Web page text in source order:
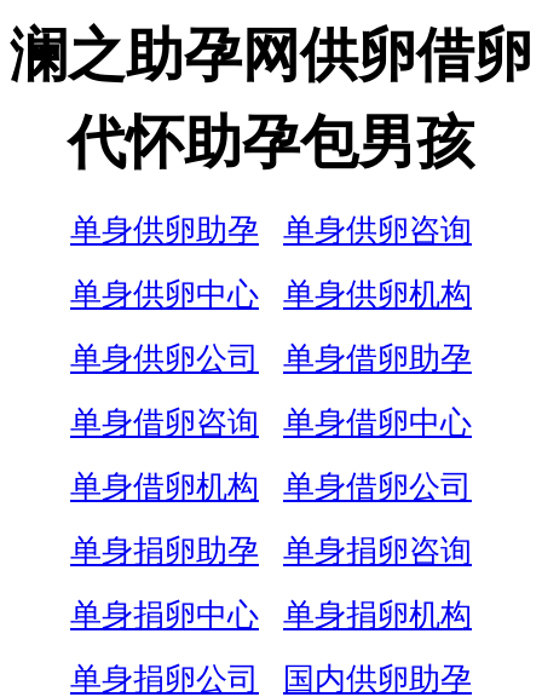
澜之助孕网供卵借卵
代怀助孕包男孩
单身供卵助孕
单身供卵咨询
单身供卵中心
单身供卵机构
单身供卵公司
单身借卵助孕
单身借卵咨询
单身借卵中心
单身借卵机构
单身借卵公司
单身捐卵助孕
单身捐卵咨询
单身捐卵中心
单身捐卵机构
单身捐卵公司
国内供卵助孕